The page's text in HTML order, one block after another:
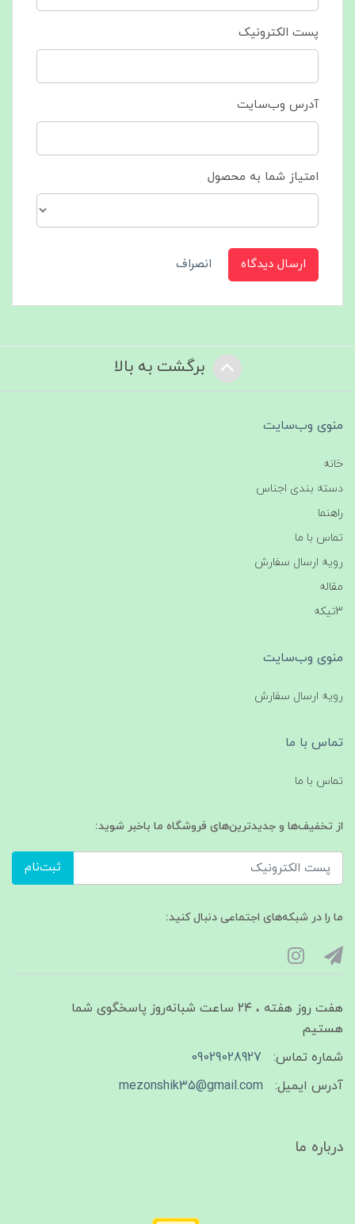
پست الکترونیک
آدرس وب‌سایت
امتیاز شما به محصول
ارسال دیدگاه انصراف
برگشت به بالا
منوی وب‌سایت
خانه
دسته بندی اجناس
راهنما
تماس با ما
رویه ارسال سفارش
مقاله
3تیکه
منوی وب‌سایت
رویه ارسال سفارش
تماس با ما
تماس با ما
از تخفیف‌ها و جدیدترین‌های فروشگاه ما باخبر شوید:
ثبت‌نام
ما را در شبکه‌های اجتماعی دنبال کنید:
هفت روز هفته ، ۲۴ ساعت شبانه‌روز پاسخگوی شما
هستیم
شماره تماس:
09029028927
آدرس ایمیل:
mezonshik35@gmail.com
درباره ما